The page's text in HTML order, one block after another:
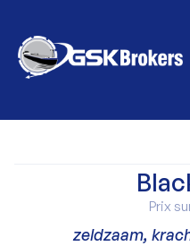
Prix
zeldzaam,